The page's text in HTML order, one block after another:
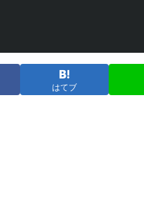
はてブ